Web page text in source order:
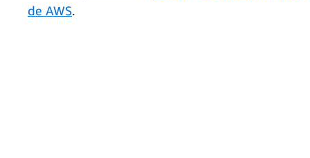
de AWS.